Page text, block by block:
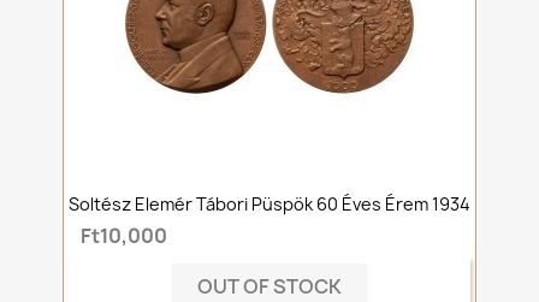
Soltész Elemér Tábori Püspök 60 Éves Érem 1934
Ft10,000
OUT OF STOCK